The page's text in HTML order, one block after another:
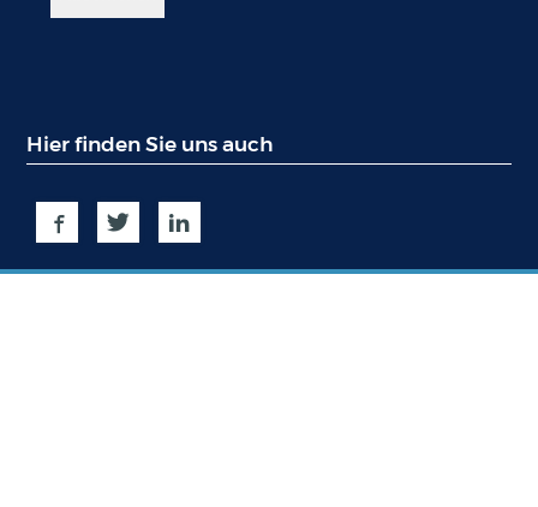
Hier finden Sie uns auch